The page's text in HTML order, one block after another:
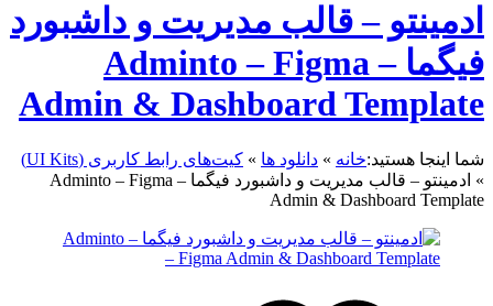
ادمینتو – قالب مدیریت و داشبورد
فیگما – Adminto – Figma
Admin & Dashboard Template
شما اینجا هستید:خانه » دانلود ها » کیت‌های رابط کاربری (UI Kits)
»
ادمینتو – قالب مدیریت و داشبورد فیگما – Adminto – Figma
Admin & Dashboard Template